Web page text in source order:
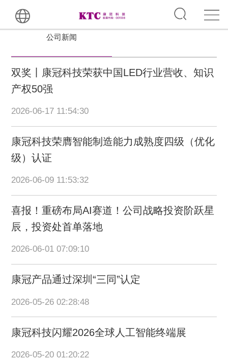
公司新闻
双奖丨康冠科技荣获中国LED行业营收、知识
产权50强
2026-06-17 11:54:30
康冠科技荣膺智能制造能力成熟度四级（优化
级）认证
2026-06-09 11:53:32
喜报！重磅布局AI赛道！公司战略投资阶跃星
辰，投资处首单落地
2026-06-01 07:09:10
康冠产品通过深圳“三同”认定
2026-05-26 02:28:48
康冠科技闪耀2026全球人工智能终端展
2026-05-20 01:20:22